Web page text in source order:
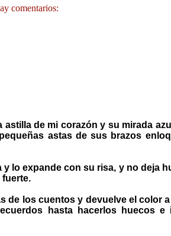
comentarios:
astilla de mi corazón y su mirada
astas de sus brazos
y lo expande con su risa, y no deja
de los cuentos y devuelve el color
hasta hacerlos huecos